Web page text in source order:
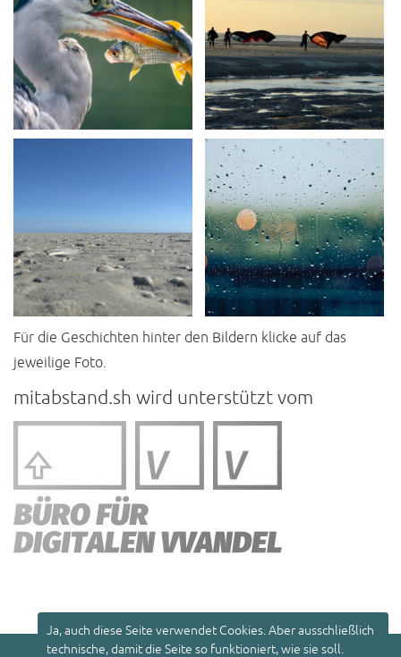
Ja, auch diese Seite verwendet Cookies. Aber ausschließlich
technische, damit die Seite so funktioniert, wie sie soll.
Für die Geschichten hinter den Bildern klicke auf das
jeweilige Foto.
mitabstand.sh wird unterstützt vom
© 2026 mitabstand.sh